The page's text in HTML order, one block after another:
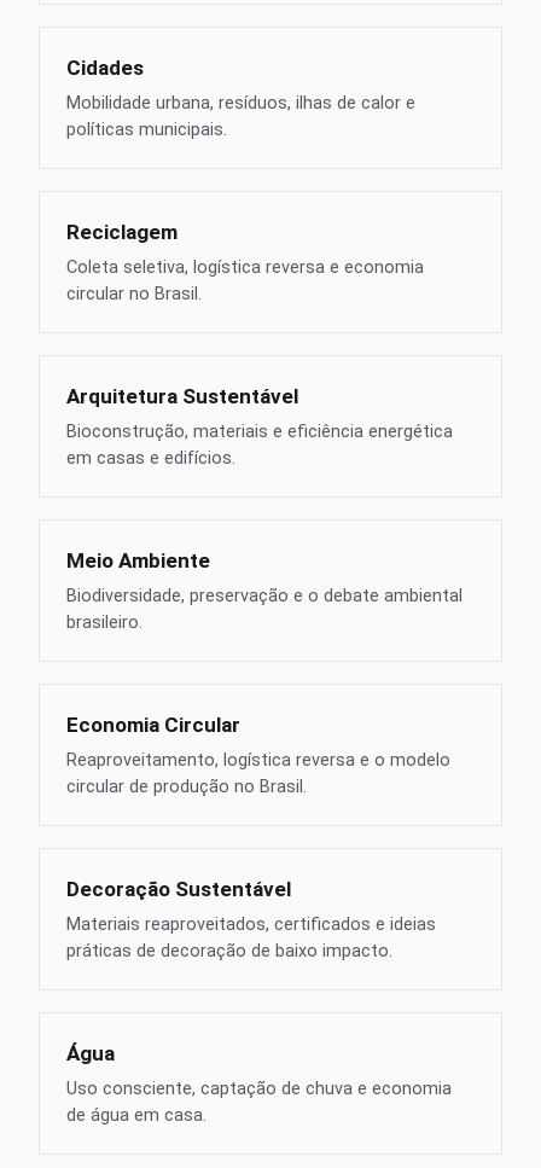
Cidades
Mobilidade urbana, resíduos, ilhas de calor e
políticas municipais.
Reciclagem
Coleta seletiva, logística reversa e economia
circular no Brasil.
Arquitetura Sustentável
Bioconstrução, materiais e eficiência energética
em casas e edifícios.
Meio Ambiente
Biodiversidade, preservação e o debate ambiental
brasileiro.
Economia Circular
Reaproveitamento, logística reversa e o modelo
circular de produção no Brasil.
Decoração Sustentável
Materiais reaproveitados, certificados e ideias
práticas de decoração de baixo impacto.
Água
Uso consciente, captação de chuva e economia
de água em casa.